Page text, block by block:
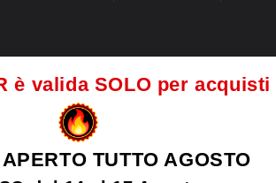
è valida SOLO per acquisti
TUTTO AGOSTO